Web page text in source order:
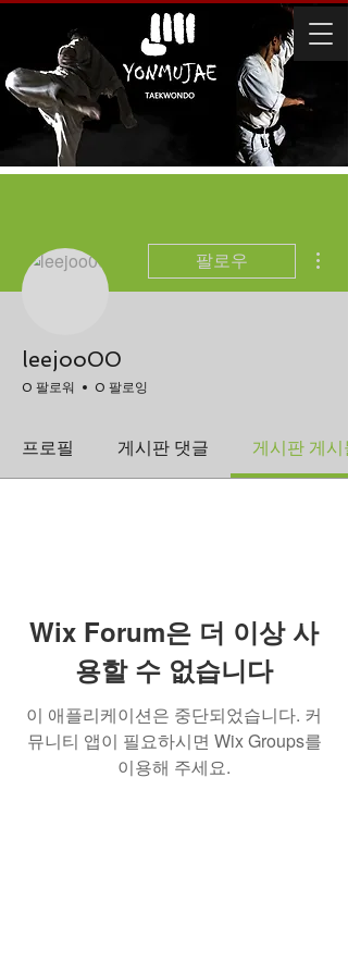
팔로우
leejoo00
0 팔로워 0 팔로잉
프로필 게시판 댓글 게시판 게시
Wix Forum은 더 이상 사
용할 수 없습니다
이 애플리케이션은 중단되었습니다. 커
뮤니티 앱이 필요하시면 Wix Groups를
이용해 주세요.